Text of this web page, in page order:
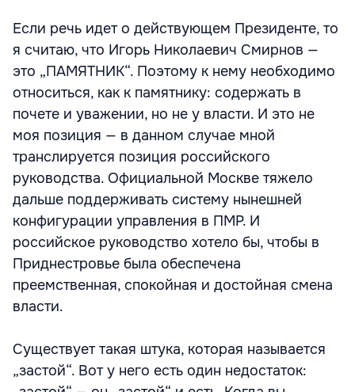
Если речь идет о действующем Президенте, то
я считаю, что Игорь Николаевич Смирнов —
это „ПАМЯТНИК“. Поэтому к нему необходимо
относиться, как к памятнику: содержать в
почете и уважении, но не у власти. И это не
моя позиция — в данном случае мной
транслируется позиция российского
руководства. Официальной Москве тяжело
дальше поддерживать систему нынешней
конфигурации управления в ПМР. И
российское руководство хотело бы, чтобы в
Приднестровье была обеспечена
преемственная, спокойная и достойная смена
власти.
Существует такая штука, которая называется
„застой“. Вот у него есть один недостаток: